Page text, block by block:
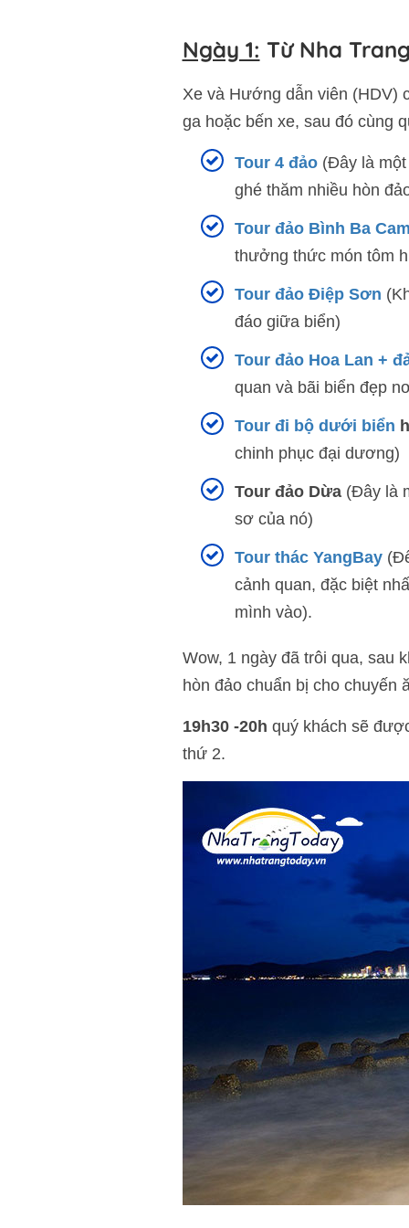
Ngày 1: Từ Nha
Xe và Hướng dẫn viên (HDV)
ga hoặc bến xe, sau đó cùng
Tour 4 đảo(Đây là một
ghé thăm nhiều hòn
Tour đảo Bình Ba
thưởng thức món tôm
Tour đảo Điệp Sơn
đáo giữa biển)
Tour đảo Hoa Lan +
quan và bãi biển đẹp
Tour đi bộ dưới biển
chinh phục đại dương)
Tour đảo Dừa(Đây là
sơ của nó)
Tour thác YangBay
cảnh quan, đặc biệt
mình vào).
Wow, 1 ngày đã trôi qua, sau
hòn đảo chuẩn bị cho chuyến
19h30 -20h quý khách sẽ
thứ 2.